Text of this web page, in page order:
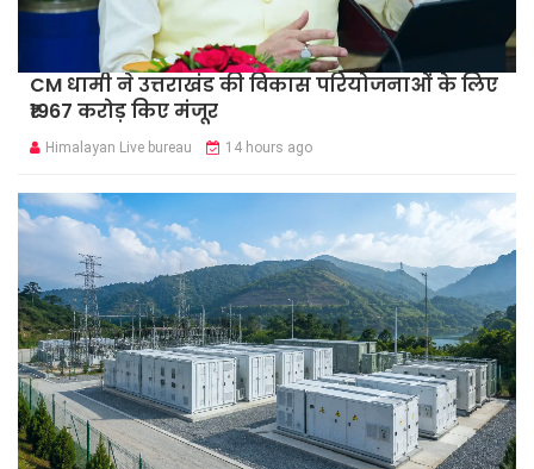
CM धामी ने उत्तराखंड की विकास परियोजनाओं के लिए
₹1967 करोड़ किए मंजूर
Himalayan Live bureau 14 hours ago